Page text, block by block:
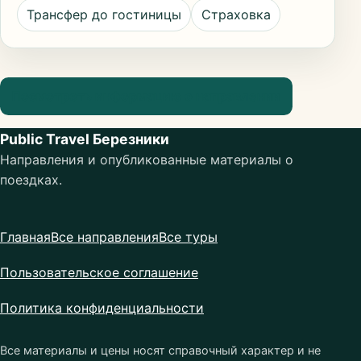
Трансфер до гостиницы Страховка
Public Travel Березники
Направления и опубликованные материалы о
поездках.
ГлавнаяВсе направленияВсе туры
Пользовательское соглашение
Политика конфиденциальности
Все материалы и цены носят справочный характер и не